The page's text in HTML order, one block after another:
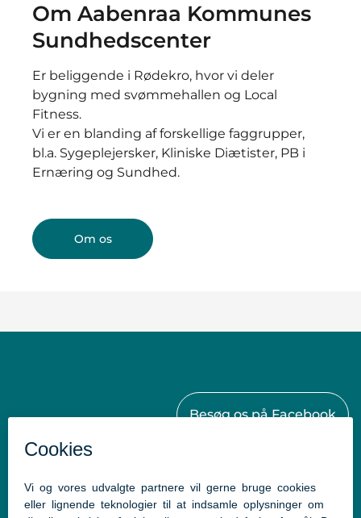
Om Aabenraa Kommunes
Sundhedscenter
Er beliggende i Rødekro, hvor vi deler
bygning med svømmehallen og Local
Fitness.
Vi er en blanding af forskellige faggrupper,
bl.a. Sygeplejersker, Kliniske Diætister, PB i
Ernæring og Sundhed.
Om os
Aabenraa Kommunes Sundhedscenter
Østergade 61-63
Besøg os på Facebook